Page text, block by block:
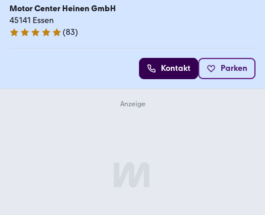
Motor Center Heinen GmbH
45141 Essen
4.9 Sterne
(83)
Kontakt Parken